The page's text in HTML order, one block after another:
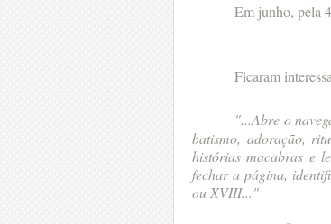
Em junho, pela
Ficaram
"...Abre o
batismo, adoração,
histórias macabras e
fechar a página,
ou XVIII..."